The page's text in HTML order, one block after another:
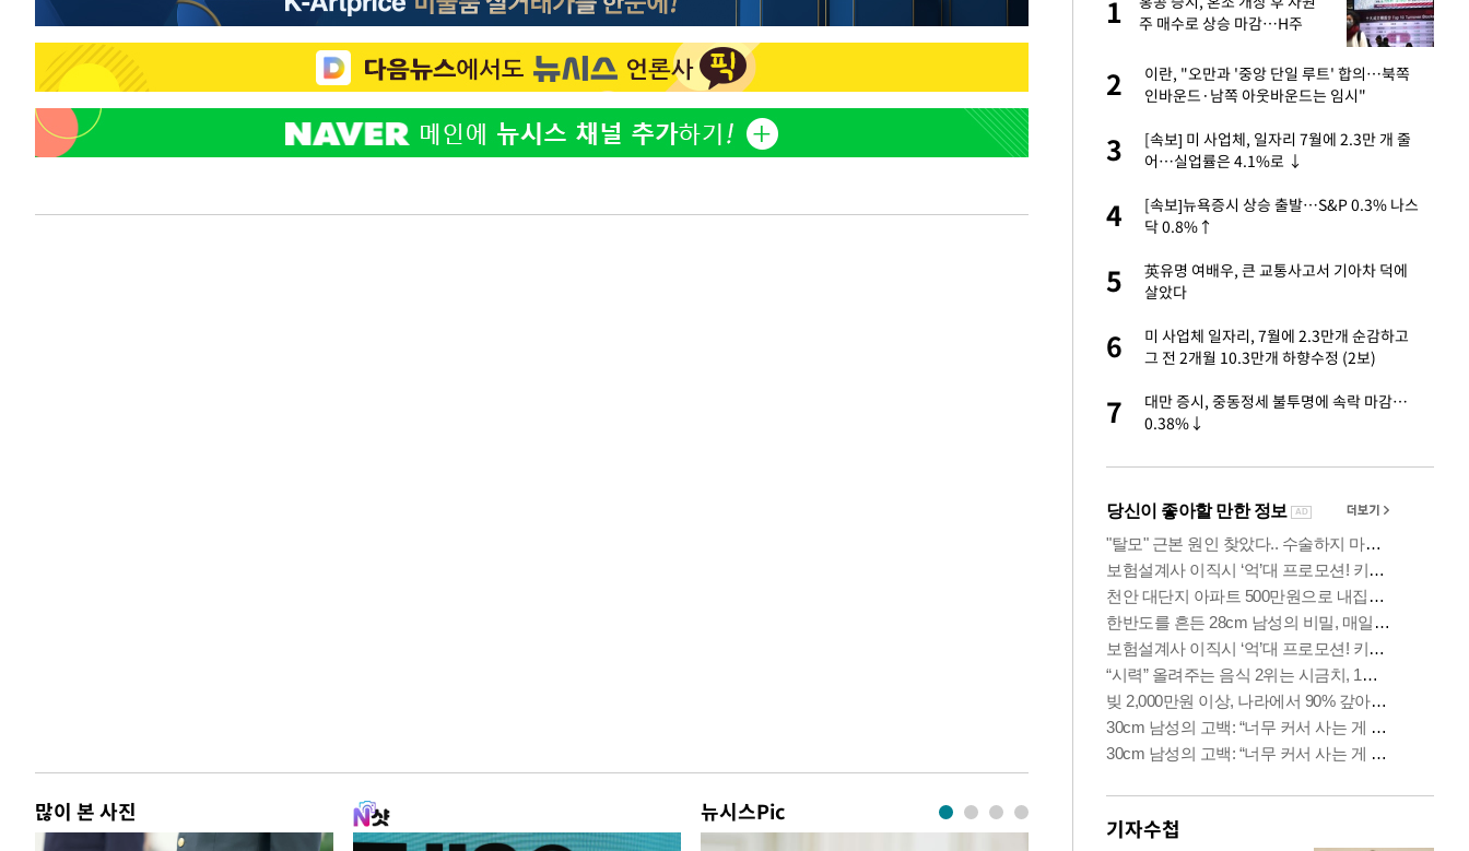
많이 본 사진 뉴시스Pic
10대가 40대 친모 살해
2
생각도"
3
백혈병 재발 최성원 "치료가 날 죽이는 것 같
았다" 눈물
4
1
주 매수로 상승 마감…H주
2
이란, "오만과 '중앙 단일 루트' 합의…북쪽
인바운드·남쪽 아웃바운드는 임시"
3
[속보] 미 사업체, 일자리 7월에 2.3만 개 줄
어…실업률은 4.1%로 ↓
4
[속보]뉴욕증시 상승 출발…S&P 0.3% 나스
닥 0.8%↑
5
英유명 여배우, 큰 교통사고서 기아차 덕에
살았다
6
미 사업체 일자리, 7월에 2.3만개 순감하고
그 전 2개월 10.3만개 하향수정 (2보)
7
대만 증시, 중동정세 불투명에 속락 마감…
0.38%↓
기자수첩